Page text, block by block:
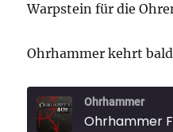
Warpstein für die
Ohrhammer kehrt
Ohrhammer
Ohrhammer